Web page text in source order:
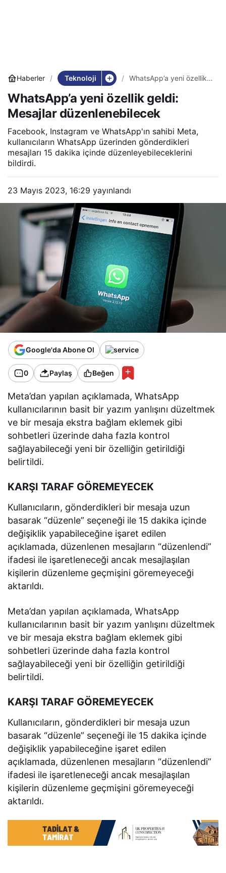
Haberler Teknoloji
WhatsApp’a yeni özellik
düzenlenebilecek
WhatsApp’a yeni özellik geldi:
Mesajlar düzenlenebilecek
Facebook, Instagram ve WhatsApp'ın sahibi Meta,
kullanıcıların WhatsApp üzerinden gönderdikleri
mesajları 15 dakika içinde düzenleyebileceklerini
bildirdi.
23 Mayıs 2023, 16:29 yayınlandı
Google'da Abone Ol
0 Paylaş Beğen
Meta’dan yapılan açıklamada, WhatsApp
kullanıcılarının basit bir yazım yanlışını düzeltmek
ve bir mesaja ekstra bağlam eklemek gibi
sohbetleri üzerinde daha fazla kontrol
sağlayabileceği yeni bir özelliğin getirildiği
belirtildi.
KARŞI TARAF GÖREMEYECEK
Kullanıcıların, gönderdikleri bir mesaja uzun
basarak “düzenle” seçeneği ile 15 dakika içinde
değişiklik yapabileceğine işaret edilen
açıklamada, düzenlenen mesajların “düzenlendi”
ifadesi ile işaretleneceği ancak mesajlaşılan
kişilerin düzenleme geçmişini göremeyeceği
aktarıldı.
Meta’dan yapılan açıklamada, WhatsApp
kullanıcılarının basit bir yazım yanlışını düzeltmek
ve bir mesaja ekstra bağlam eklemek gibi
sohbetleri üzerinde daha fazla kontrol
sağlayabileceği yeni bir özelliğin getirildiği
belirtildi.
KARŞI TARAF GÖREMEYECEK
Kullanıcıların, gönderdikleri bir mesaja uzun
basarak “düzenle” seçeneği ile 15 dakika içinde
değişiklik yapabileceğine işaret edilen
açıklamada, düzenlenen mesajların “düzenlendi”
ifadesi ile işaretleneceği ancak mesajlaşılan
kişilerin düzenleme geçmişini göremeyeceği
aktarıldı.